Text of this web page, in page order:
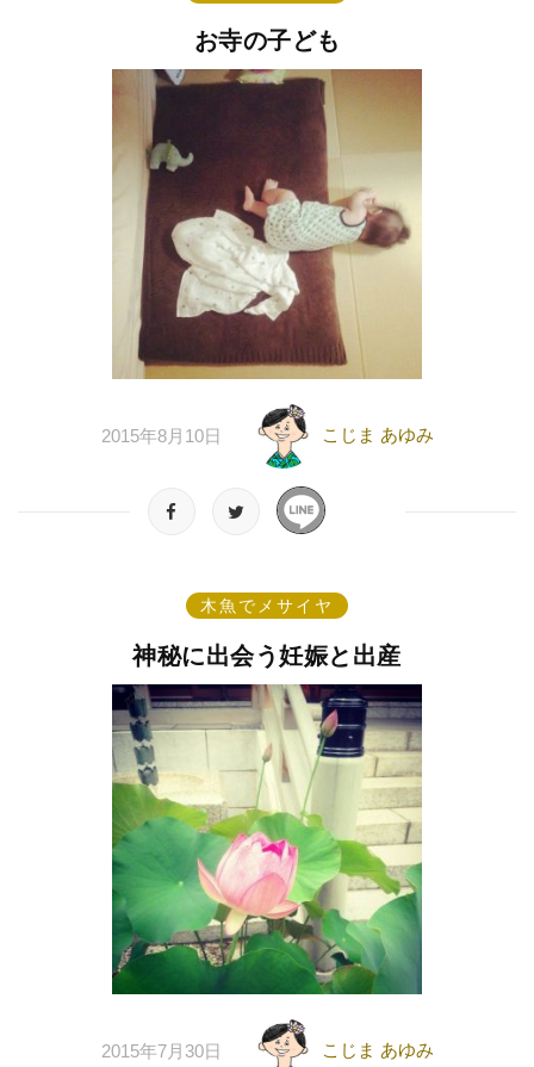
お寺の子ども
2015年8月10日 こじま あゆみ
木魚でメサイヤ
神秘に出会う妊娠と出産
2015年7月30日 こじま あゆみ